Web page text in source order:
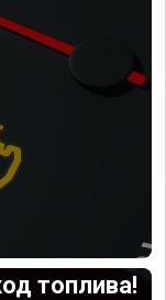
топлива!